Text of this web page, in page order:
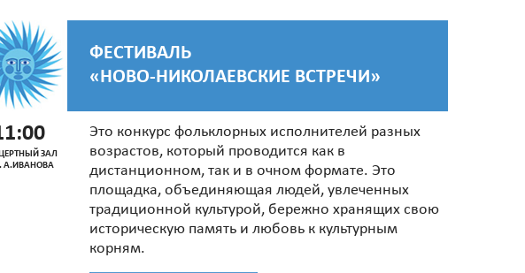
ФЕСТИВАЛЬ
«НОВО-НИКОЛАЕВСКИЕ ВСТРЕЧИ»
ЗАЛ
А.ИВАНОВА
Это конкурс фольклорных исполнителей разных
возрастов, который проводится как в
дистанционном, так и в очном формате. Это
площадка, объединяющая людей, увлеченных
традиционной культурой, бережно хранящих свою
историческую память и любовь к культурным
корням.